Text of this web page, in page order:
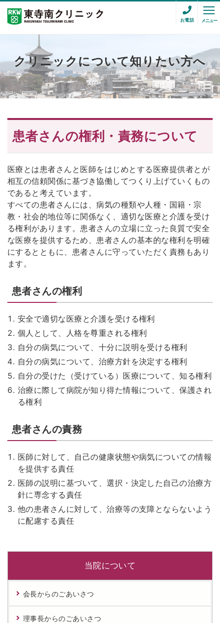
お電話 メニュー
クリニックについて知りたい方へ
患者さんの権利・責務について
医療とは患者さんと医師をはじめとする医療提供者とが
相互の信頼関係に基づき協働してつくり上げていくもの
であると考えています。
すべての患者さんには、病気の種類や人種・国籍・宗
教・社会的地位等に関係なく、適切な医療と介護を受け
る権利があります。患者さんの立場に立った良質で安全
な医療を提供するため、患者さんの基本的な権利を明確
にするとともに、患者さんに守っていただく責務もあり
ます。
患者さんの権利
安全で適切な医療と介護を受ける権利
個人として、人格を尊重される権利
自分の病気について、十分に説明を受ける権利
自分の病気について、治療方針を決定する権利
自分の受けた（受けている）医療について、知る権利
治療に際して病院が知り得た情報について、保護され
る権利
患者さんの責務
医師に対して、自己の健康状態や病気についての情報
を提供する責任
医師の説明に基づいて、選択・決定した自己の治療方
針に専念する責任
他の患者さんに対して、治療等の支障とならないよう
に配慮する責任
当院について
会長からのごあいさつ
理事長からのごあいさつ